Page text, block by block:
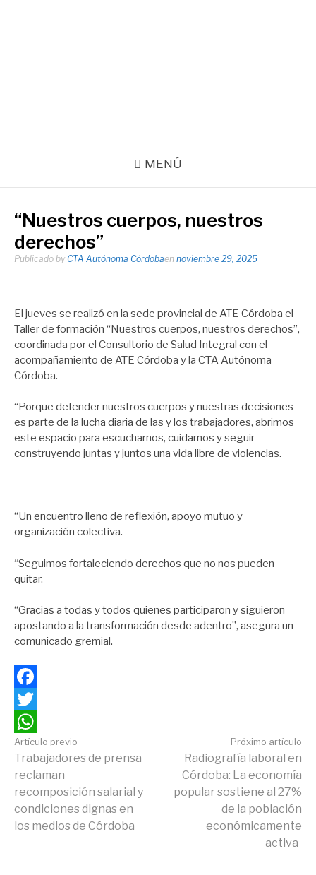
MENÚ
“Nuestros cuerpos, nuestros
derechos”
Publicado by CTA Autónoma Córdobaen noviembre 29, 2025
El jueves se realizó en la sede provincial de ATE Córdoba el
Taller de formación “Nuestros cuerpos, nuestros derechos”,
coordinada por el Consultorio de Salud Integral con el
acompañamiento de ATE Córdoba y la CTA Autónoma
Córdoba.
“Porque defender nuestros cuerpos y nuestras decisiones
es parte de la lucha diaria de las y los trabajadores, abrimos
este espacio para escucharnos, cuidarnos y seguir
construyendo juntas y juntos una vida libre de violencias.
“Un encuentro lleno de reflexión, apoyo mutuo y
organización colectiva.
“Seguimos fortaleciendo derechos que no nos pueden
quitar.
“Gracias a todas y todos quienes participaron y siguieron
apostando a la transformación desde adentro”, asegura un
comunicado gremial.
Facebook
Twitter
WhatsApp
Continuar
leyendo
Artículo previo
Trabajadores de prensa
reclaman
recomposición salarial y
condiciones dignas en
los medios de Córdoba
Próximo artículo
Radiografía laboral en
Córdoba: La economía
popular sostiene al 27%
de la población
económicamente
activa